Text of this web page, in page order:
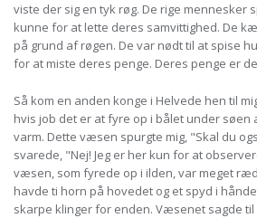
viste der sig en tyk røg. De rige mennesker
kunne for at lette deres samvittighed. De
på grund af røgen. De var nødt til at spise
for at miste deres penge. Deres penge er
Så kom en anden konge i Helvede hen til
hvis job det er at fyre op i bålet under søen
varm. Dette væsen spurgte mig, "Skal du
svarede, "Nej! Jeg er her kun for at
væsen, som fyrede op i ilden, var meget
havde ti horn på hovedet og et spyd i
skarpe klinger for enden. Væsenet sagde til